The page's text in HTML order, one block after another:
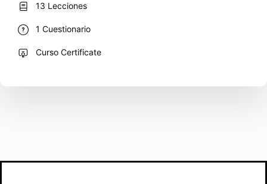
13 Lecciones
1 Cuestionario
Curso Certificate